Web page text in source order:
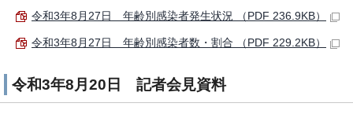
令和3年8月27日 年齢別感染者発生状況 （PDF 236.9KB）
令和3年8月27日 年齢別感染者数・割合 （PDF 229.2KB）
令和3年8月20日 記者会見資料